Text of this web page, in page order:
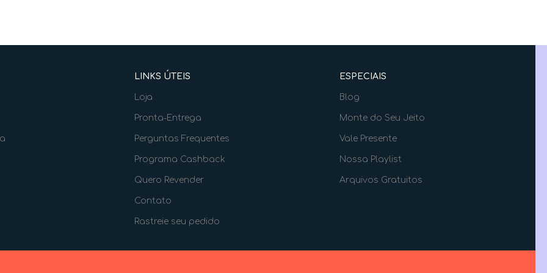
LINKS ÚTEIS
Loja
Pronta-Entrega
Perguntas Frequentes
Programa Cashback
Quero Revender
Contato
Rastreie seu pedido
ESPECIAIS
Blog
Monte do Seu Jeito
Vale Presente
Nossa Playlist
Arquivos Gratuitos